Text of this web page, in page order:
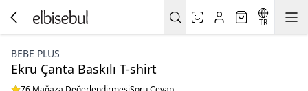
TR
BEBE PLUS
Ekru Çanta Baskılı T-shirt